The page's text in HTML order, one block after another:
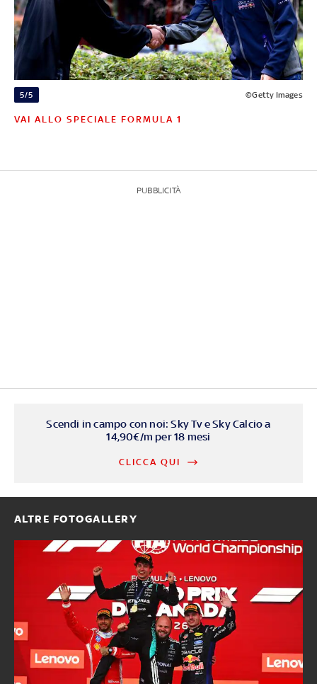
5/5 ©Getty Images
VAI ALLO SPECIALE FORMULA 1
PUBBLICITÀ
Scendi in campo con noi: Sky Tv e Sky Calcio a
14,90€/m per 18 mesi
CLICCA QUI
ALTRE FOTOGALLERY